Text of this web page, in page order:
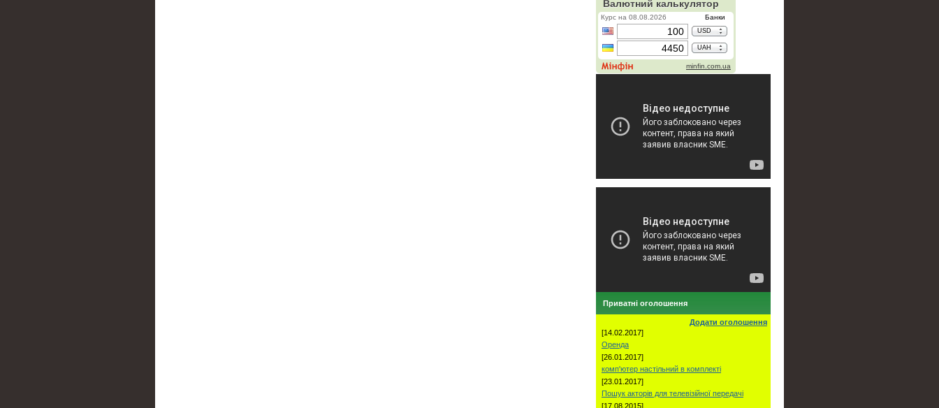
Приватні оголошення
Додати оголошення
[14.02.2017]
Оренда
[26.01.2017]
комп'ютер настільний в комплекті
[23.01.2017]
Пошук акторів для телевізійної передачі
[17.08.2015]